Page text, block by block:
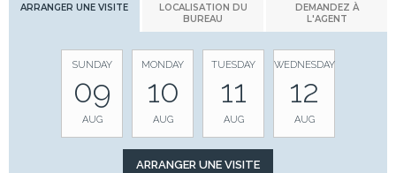
ARRANGER UNE VISITE
LOCALISATION DU
BUREAU
DEMANDEZ À
L'AGENT
SUNDAY
09
AUG
MONDAY
10
AUG
TUESDAY
11
AUG
WEDNESDAY
12
AUG